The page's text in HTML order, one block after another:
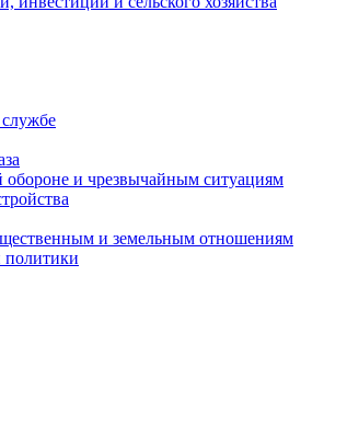
обороне и чрезвычайным ситуациям
и земельным отношениям
политики